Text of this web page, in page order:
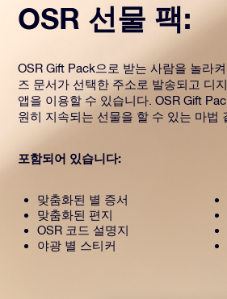
OSR 선물 팩:
OSR Gift Pack으로 받는 사람을 놀라
즈 문서가 선택한 주소로 발송되고 디
앱을 이용할 수 있습니다. OSR Gift
원히 지속되는 선물을 할 수 있는 마법
포함되어 있습니다:
맞춤화된 별 증서
맞춤화된 편지
OSR 코드 설명지
야광 별 스티커